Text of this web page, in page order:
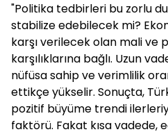
"Politika tedbirleri bu zorlu
stabilize edebilecek mi?
karşı verilecek olan mali ve
karşılıklarına bağlı. Uzun
nüfüsa sahip ve verimlilik
ettikçe yükselir. Sonuçta,
pozitif büyüme trendi
faktörü. Fakat kısa vadede,